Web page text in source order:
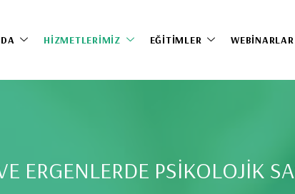
HIZMETLERIMIZ EĞITIMLER WEBINARLAR
ERGENLERDE PSİKOLOJİK